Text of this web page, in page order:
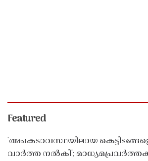
Featured
'അപകടാവസ്ഥയിലായ
വാർത്ത നൽകി';